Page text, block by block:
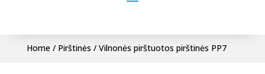
Home/ Pirštinės / Vilnonės pirštuotos pirštinės PP7